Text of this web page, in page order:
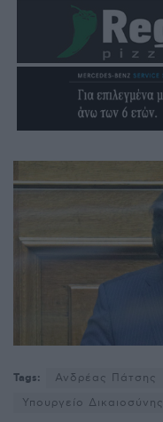
Tags: Ανδρέας Πάτσης
Υπουργείο Δικαιοσύνης